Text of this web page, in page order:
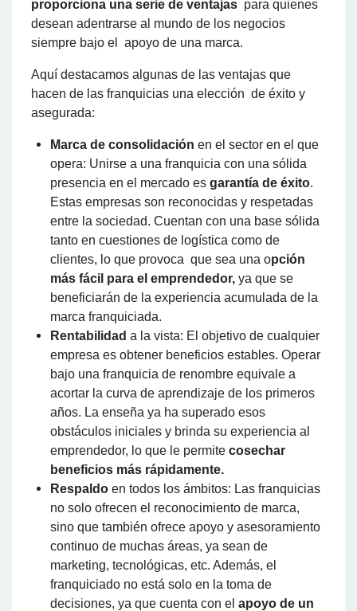
proporciona una serie de ventajas para quienes
desean adentrarse al mundo de los negocios
siempre bajo el apoyo de una marca.
Aquí destacamos algunas de las ventajas que
hacen de las franquicias una elección de éxito y
asegurada:
Marca de consolidación en el sector en el que
opera: Unirse a una franquicia con una sólida
presencia en el mercado es garantía de éxito.
Estas empresas son reconocidas y respetadas
entre la sociedad. Cuentan con una base sólida
tanto en cuestiones de logística como de
clientes, lo que provoca que sea una opción
más fácil para el emprendedor, ya que se
beneficiarán de la experiencia acumulada de la
marca franquiciada.
Rentabilidad a la vista: El objetivo de cualquier
empresa es obtener beneficios estables. Operar
bajo una franquicia de renombre equivale a
acortar la curva de aprendizaje de los primeros
años. La enseña ya ha superado esos
obstáculos iniciales y brinda su experiencia al
emprendedor, lo que le permite cosechar
beneficios más rápidamente.
Respaldo en todos los ámbitos: Las franquicias
no solo ofrecen el reconocimiento de marca,
sino que también ofrece apoyo y asesoramiento
continuo de muchas áreas, ya sean de
marketing, tecnológicas, etc. Además, el
franquiciado no está solo en la toma de
decisiones, ya que cuenta con el apoyo de un